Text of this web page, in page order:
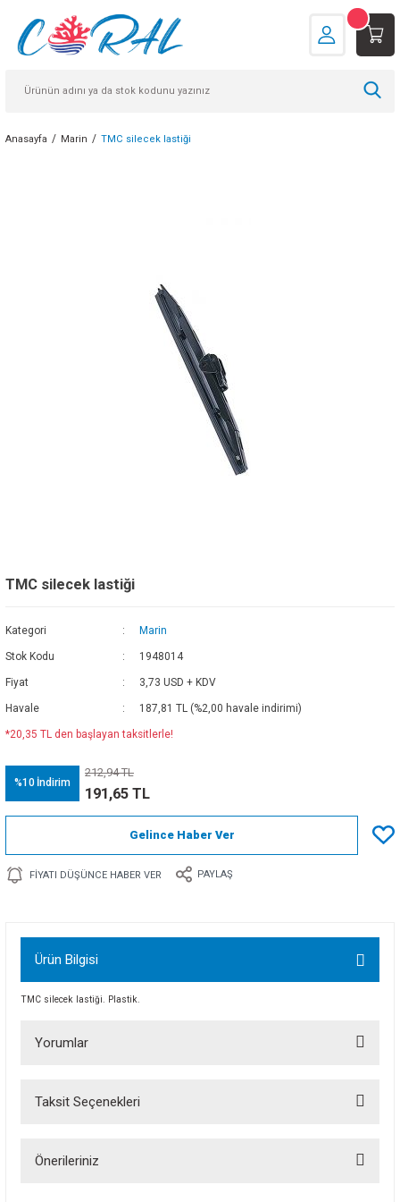
Anasayfa Marin TMC silecek lastiği
TMC silecek lastiği
Kategori Marin
Stok Kodu 1948014
Fiyat 3,73 USD + KDV
Havale 187,81 TL (%2,00 havale indirimi)
*20,35 TL den başlayan taksitlerle!
%10 İndirim
212,94 TL
191,65 TL
Gelince Haber Ver
FIYATI DÜŞÜNCE HABER VER PAYLAŞ
Ürün Bilgisi
TMC silecek lastiği. Plastik.
Yorumlar
Taksit Seçenekleri
Önerileriniz